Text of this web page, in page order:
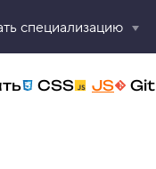
специализацию
CSS JS Git